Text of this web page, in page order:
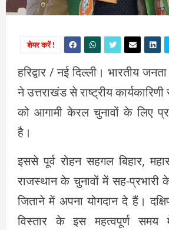
शेयर करें !
हरिद्वार / नई दिल्ली। भारतीय जनता
ने उत्तराखंड से राष्ट्रीय
को आगामी केरल चुनावों के लिए
है।
इससे पूर्व रोहन सहगल बिहार,
राजस्थान के चुनावों में सह-
जिताने में अपना योगदान दे हैं।
विस्तार के इस महत्वपूर्ण समय